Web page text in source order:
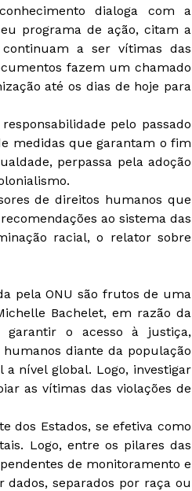
dialoga com a
programa de ação, citam a
a ser vítimas das
fazem um chamado
até os dias de hoje para
pelo passado
medidas que garantam o fim
perpassa pela adoção
de direitos humanos que
ao sistema das
racial, o relator sobre
pela ONU são frutos de uma
Bachelet, em razão da
garantir o acesso à justiça,
diante da população
a nível global. Logo, investigar
as vítimas das violações de
dos Estados, se efetiva como
Logo, entre os pilares das
de monitoramento e
separados por raça ou